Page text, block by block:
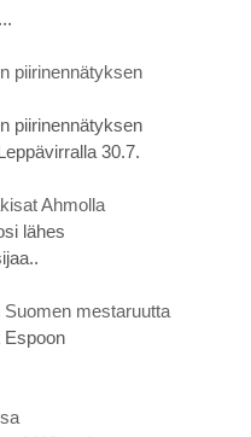
piirinennätyksen
piirinennätyksen
30.7.
Ahmolla
lähes
mestaruutta
Espoon